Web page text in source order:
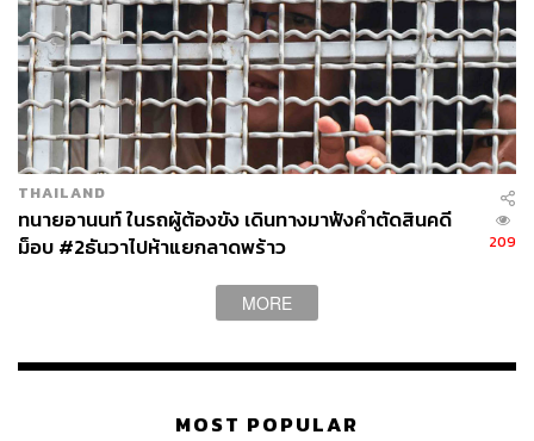
THAILAND
ทนายอานนท์ ในรถผู้ต้องขัง เดินทางมาฟังคำตัดสินคดี
ม็อบ #2ธันวาไปห้าแยกลาดพร้าว
209
MORE
MOST POPULAR